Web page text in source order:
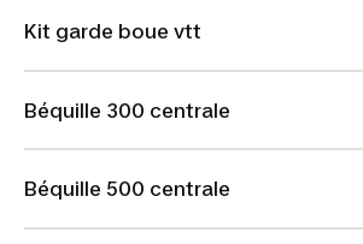
Kit garde boue vtt
Béquille 300 centrale
Béquille 500 centrale